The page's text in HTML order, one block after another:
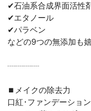
✔︎石油系合成界面活性
✔︎エタノール
✔︎パラベン
などの9つの無添加も
┈┈┈┈
⏹メイクの除去力
口紅･ファンデーショ